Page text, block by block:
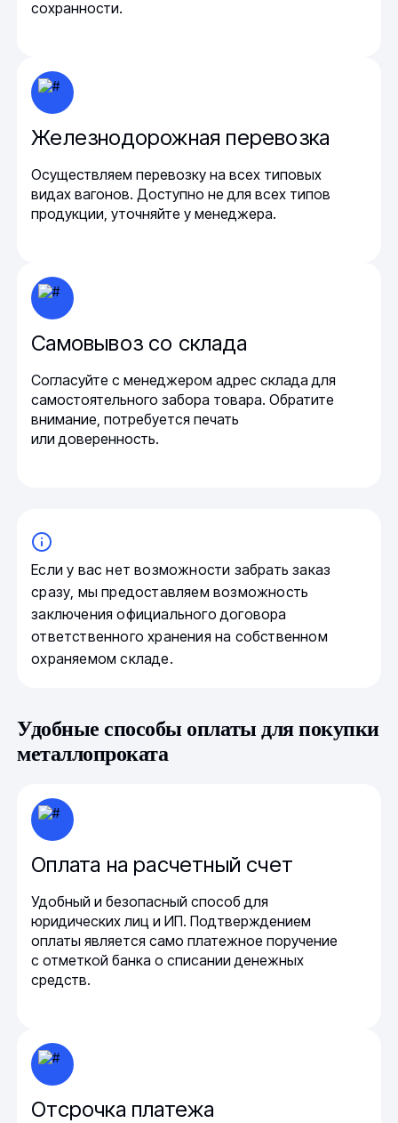
сохранности.
Железнодорожная перевозка
Осуществляем перевозку на всех типовых
видах вагонов. Доступно не для всех типов
продукции, уточняйте у менеджера.
Самовывоз со склада
Согласуйте с менеджером адрес склада для
самостоятельного забора товара. Обратите
внимание, потребуется печать
или доверенность.
Если у вас нет возможности забрать заказ
сразу, мы предоставляем возможность
заключения официального договора
ответственного хранения на собственном
охраняемом складе.
Удобные способы оплаты для покупки
металлопроката
Оплата на расчетный счет
Удобный и безопасный способ для
юридических лиц и ИП. Подтверждением
оплаты является само платежное поручение
с отметкой банка о списании денежных
средств.
Отсрочка платежа